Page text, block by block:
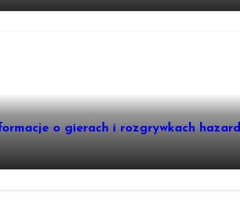
o gierach i rozgrywkach